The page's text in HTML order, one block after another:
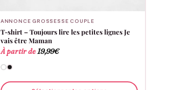
ANNONCE GROSSESSE COUPLE
T-shirt – Toujours lire les petites lignes Je
vais être Maman
À partir de 19,99€